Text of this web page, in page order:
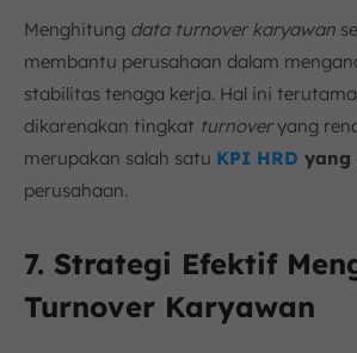
Menghitung data turnover karyawan
membantu perusahaan dalam
stabilitas tenaga kerja. Hal ini
dikarenakan tingkat turnoveryang
merupakan salah satu KPI HRD yang
perusahaan.
7. Strategi Efektif
Turnover Karyawan